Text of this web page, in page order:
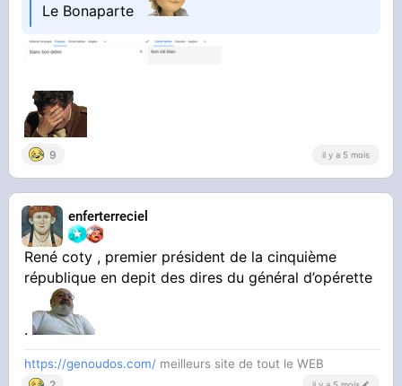
Le Bonaparte
9 il y a 5 mois
enferterreciel
René coty , premier président de la cinquième
république en depit des dires du général d’opérette
.
https://genoudos.com/ meilleurs site de tout le WEB